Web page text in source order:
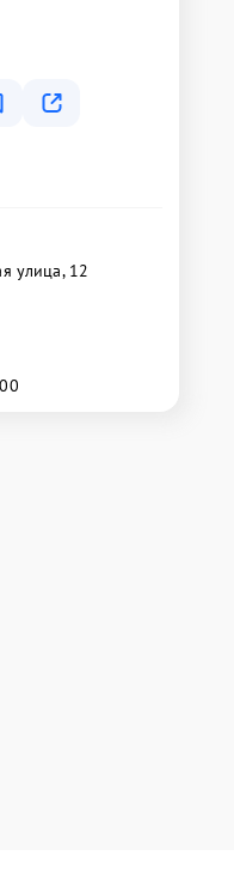
улица, 12